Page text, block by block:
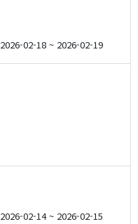
2026-02-18 ~ 2026-02-19
2026-02-14 ~ 2026-02-15